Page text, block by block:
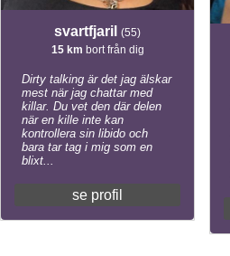
svartfjaril (55)
15 km bort från dig
Dirty talking är det jag älskar
mest när jag chattar med
killar. Du vet den där delen
när en kille inte kan
kontrollera sin libido och
bara tar tag i mig som en
blixt...
se profil